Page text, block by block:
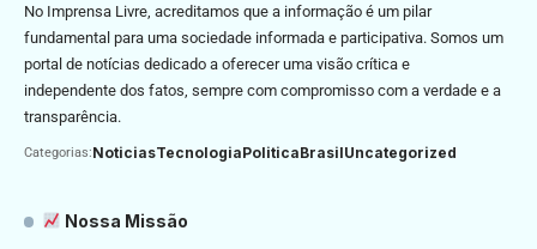
No Imprensa Livre, acreditamos que a informação é um pilar
fundamental para uma sociedade informada e participativa. Somos um
portal de notícias dedicado a oferecer uma visão crítica e
independente dos fatos, sempre com compromisso com a verdade e a
transparência.
Categorias:NoticiasTecnologiaPoliticaBrasilUncategorized
Nossa Missão